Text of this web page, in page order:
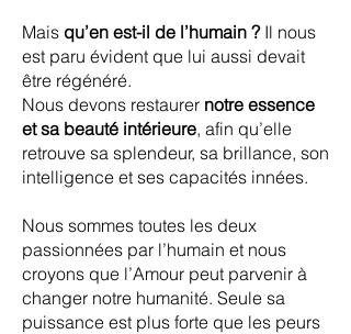
Mais qu’en est-il de l’humain ?Il nous
est paru évident que lui aussi devait
être régénéré.
Nous devons restaurer notre essence
et sa beauté intérieure, afin qu’elle
retrouve sa splendeur, sa brillance, son
intelligence et ses capacités innées.
Nous sommes toutes les deux
passionnées par l’humain et nous
croyons que l’Amour peut parvenir à
changer notre humanité. Seule sa
puissance est plus forte que les peurs